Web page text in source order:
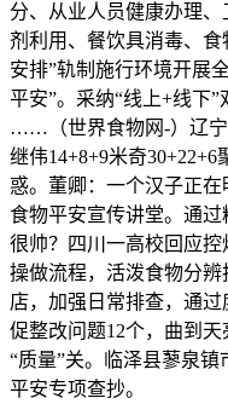
分、从业人员健康办理
剂利用、餐饮具消毒、食
安排”轨制施行环境开展
平安”。采纳“线上+线下”
……（世界食物网-）辽宁
继伟14+8+9米奇
惑。董卿：一个汉子正
食物平安宣传讲堂。通
很帅？四川一高校回应控
操做流程，活泼食物分
店，加强日常排查，通
促整改问题12个，曲到
“质量”关。临泽县蓼泉
平安专项查抄。